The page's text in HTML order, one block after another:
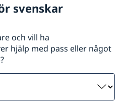
och logistiska
resor och
företag
svenskar
och vill ha
hjälp med pass eller något